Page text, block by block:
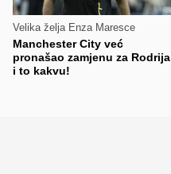
Velika želja Enza Maresce
Manchester City već
pronašao zamjenu za Rodrija
i to kakvu!